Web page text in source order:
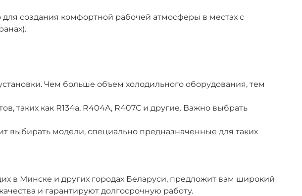
создания комфортной рабочей атмосферы в местах с
Чем больше объем холодильного оборудования, тем
таких как R134a, R404A, R407C и другие. Важно выбрать
выбирать модели, специально предназначенные для таких
в Минске и других городах Беларуси, предложит вам широкий
и гарантируют долгосрочную работу.